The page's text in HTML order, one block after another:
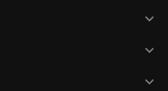


